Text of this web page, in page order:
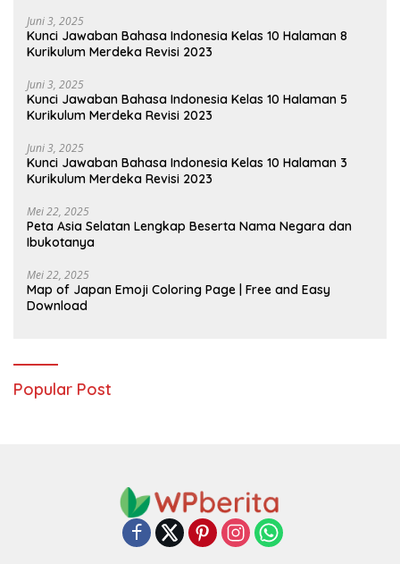
Juni 3, 2025
Kunci Jawaban Bahasa Indonesia Kelas 10 Halaman 8
Kurikulum Merdeka Revisi 2023
Juni 3, 2025
Kunci Jawaban Bahasa Indonesia Kelas 10 Halaman 5
Kurikulum Merdeka Revisi 2023
Juni 3, 2025
Kunci Jawaban Bahasa Indonesia Kelas 10 Halaman 3
Kurikulum Merdeka Revisi 2023
Mei 22, 2025
Peta Asia Selatan Lengkap Beserta Nama Negara dan
Ibukotanya
Mei 22, 2025
Map of Japan Emoji Coloring Page | Free and Easy
Download
Popular Post